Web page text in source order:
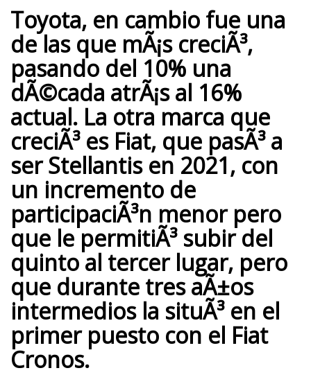
Toyota, en cambio fue una
de las que mÃ¡s creciÃ³,
pasando del 10% una
dÃ©cada atrÃ¡s al 16%
actual. La otra marca que
creciÃ³ esFiat, que pasÃ³ a
ser Stellantis en 2021, con
un incremento de
participaciÃ³n menor pero
que le permitiÃ³ subir del
quinto al tercer lugar, pero
que durante tres aÃ±os
intermedios la situÃ³ en el
primer puesto con el Fiat
Cronos.